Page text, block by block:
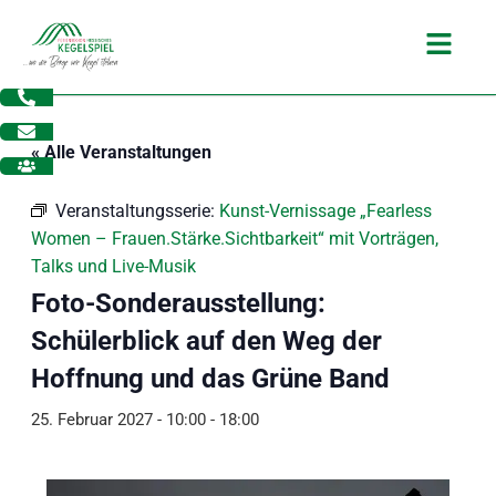
Inhalt
springen
Main
« Alle Veranstaltungen
Veranstaltungsserie: Kunst-Vernissage „Fearless
Women – Frauen.Stärke.Sichtbarkeit“ mit Vorträgen,
Talks und Live-Musik
Foto-Sonderausstellung:
Schülerblick auf den Weg der
Hoffnung und das Grüne Band
25. Februar 2027 - 10:00- 18:00